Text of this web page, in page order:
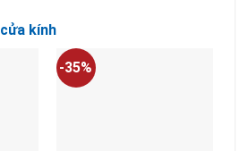
kính
-35%